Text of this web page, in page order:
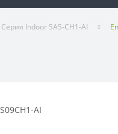
Серия Indoor SAS-CH1-AI